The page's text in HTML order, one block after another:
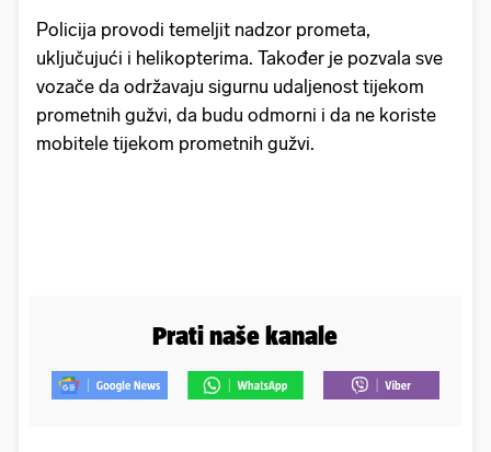
Policija provodi temeljit nadzor prometa,
uključujući i helikopterima. Također je pozvala sve
vozače da održavaju sigurnu udaljenost tijekom
prometnih gužvi, da budu odmorni i da ne koriste
mobitele tijekom prometnih gužvi.
Prati naše kanale